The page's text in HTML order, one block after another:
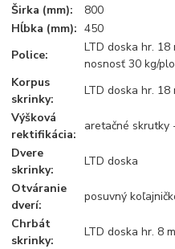
Širka (mm):
800
Hĺbka (mm): 450
Police:
LTD doska hr.
nosnosť 30 kg/
Korpus
skrinky:
LTD doska hr. 18
Výšková
rektifikácia:
aretačné skrutky
Dvere
skrinky:
LTD doska
Otváranie
dverí:
posuvný
Chrbát
skrinky:
LTD doska hr. 8